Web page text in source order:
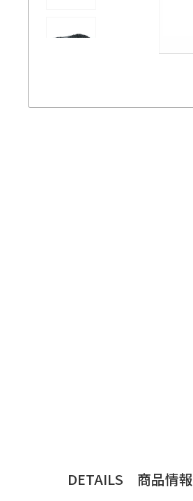
DETAILS 商品情報